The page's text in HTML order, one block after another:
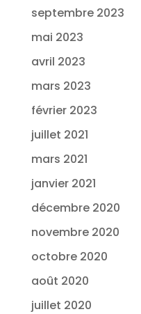
septembre 2023
mai 2023
avril 2023
mars 2023
février 2023
juillet 2021
mars 2021
janvier 2021
décembre 2020
novembre 2020
octobre 2020
août 2020
juillet 2020